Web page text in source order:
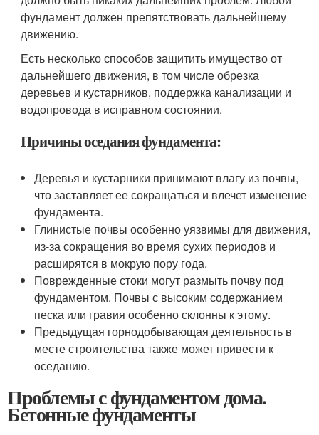
фундамент должен препятствовать дальнейшему
движению.
Есть несколько способов защитить имущество от
дальнейшего движения, в том числе обрезка
деревьев и кустарников, поддержка канализации и
водопровода в исправном состоянии.
Причины оседания фундамента:
Деревья и кустарники принимают влагу из почвы,
что заставляет ее сокращаться и влечет изменение
фундамента.
Глинистые почвы особенно уязвимы для движения,
из-за сокращения во время сухих периодов и
расширятся в мокрую пору года.
Поврежденные стоки могут размыть почву под
фундаментом. Почвы с высоким содержанием
песка или гравия особенно склонны к этому.
Предыдущая горнодобывающая деятельность в
месте строительства также может привести к
оседанию.
Проблемы с фундаментом дома.
Бетонные фундаменты